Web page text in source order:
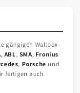
gängigen Wallbox-
, ABL, SMA, Fronius
, Porsche und
fertigen auch